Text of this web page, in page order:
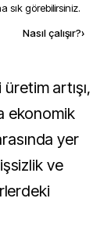
sık görebilirsiniz.
Nasıl çalışır?›
ekonomik
yer
ve